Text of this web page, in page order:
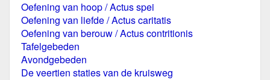
Oefening van hoop / Actus spei
Oefening van liefde / Actus caritatis
Oefening van berouw / Actus contritionis
Tafelgebeden
Avondgebeden
De veertien staties van de kruisweg